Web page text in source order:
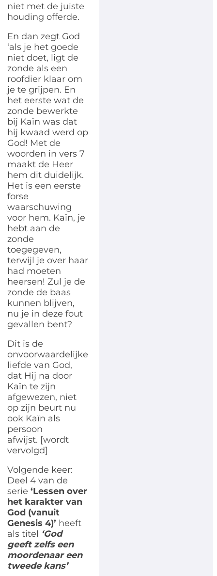
niet met de juiste
houding offerde.
En dan zegt God
‘als je het goede
niet doet, ligt de
zonde als een
roofdier klaar om
je te grijpen. En
het eerste wat de
zonde bewerkte
bij Kaïn was dat
hij kwaad werd op
God! Met de
woorden in vers 7
maakt de Heer
hem dit duidelijk.
Het is een eerste
forse
waarschuwing
voor hem. Kaïn, je
hebt aan de
zonde
toegegeven,
terwijl je over haar
had moeten
heersen! Zul je de
zonde de baas
kunnen blijven,
nu je in deze fout
gevallen bent?
Dit is de
onvoorwaardelijke
liefde van God,
dat Hij na door
Kaïn te zijn
afgewezen, niet
op zijn beurt nu
ook Kaïn als
persoon
afwijst. [wordt
vervolgd]
Volgende keer:
Deel 4 van de
serie ‘Lessen over
het karakter van
God (vanuit
Genesis 4)’ heeft
als titel ‘God
geeft zelfs een
moordenaar een
tweede kans’